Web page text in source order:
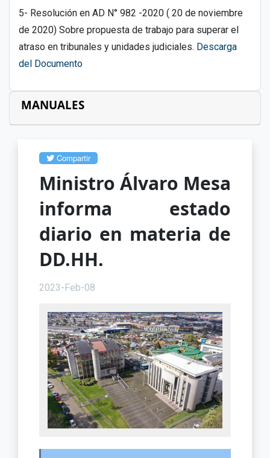
5- Resolución en AD N° 982 -2020 ( 20 de noviembre
de 2020) Sobre propuesta de trabajo para superar el
atraso en tribunales y unidades judiciales. Descarga
del Documento
MANUALES
Compartir
Ministro Álvaro Mesa
informa estado
diario en materia de
DD.HH.
2023-Feb-08